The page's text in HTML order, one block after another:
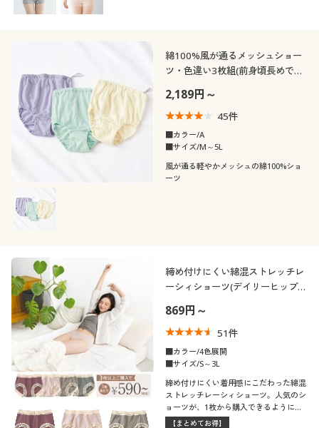
綿100%風が通るメッシュショー
ツ・色違い3枚組(前身頃長めでお
(はきこみ丈深め)
2,189円～
45件
■カラー/A
■サイズ/M～5L
風が通る軽やかメッシュの綿100%ショ
ーツ
締め付けにくい綿混ストレッチレ
ーシィショーツ(デイリーヒップス
浅め)
869円～
51件
■カラー/4色展開
■サイズ/S～3L
締め付けにくい着用感にこだわった綿混
ストレッチレーシィショーツ。人気のシ
ョーツが、1枚から購入できるようにな
りました!(旧品番:EC-330)
【まとめてお得】